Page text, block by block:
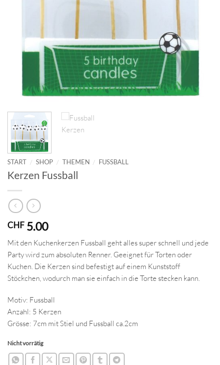
START / SHOP / THEMEN / FUSSBALL
Kerzen Fussball
CHF 5.00
Mit den Kuchenkerzen Fussball geht alles super schnell und jede
Party wird zum absoluten Renner. Geeignet für Torten oder
Kuchen. Die Kerzen sind befestigt auf einem Kunststoff
Stöckchen, wodurch man sie einfach in die Torte stecken kann.
Motiv: Fussball
Anzahl: 5 Kerzen
Grösse: 7cm mit Stiel und Fussball ca.2cm
Nicht vorrätig